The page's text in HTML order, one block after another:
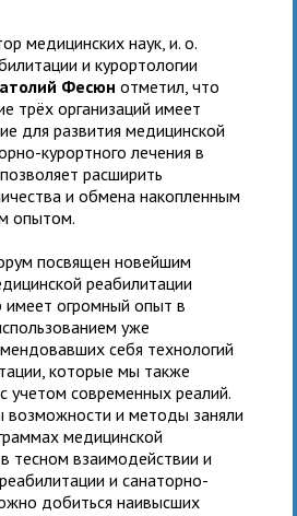
медицинских наук, и. о.
и курортологии
Фесюн отметил, что
трёх организаций имеет
для развития медицинской
курортного лечения в
расширить
и обмена накопленным
опытом.
посвящен новейшим
реабилитации
огромный опыт в
уже
себя технологий
которые мы также
учетом современных реалий.
возможности и методы заняли
медицинской
тесном взаимодействии и
и санаторно-
добиться наивысших